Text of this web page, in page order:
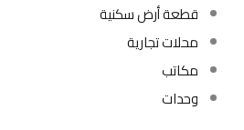
قطعة أرض سكنية
محلات تجارية
مكاتب
وحدات